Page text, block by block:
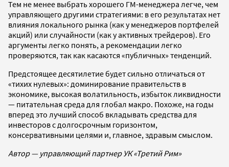
Тем не менее выбрать хорошего ГМ-менеджера легче, чем
управляющего другими стратегиями: в его результатах нет
влияния локального рынка (как у менеджеров портфелей
акций) или случайности (как у активных трейдеров). Его
аргументы легко понять, а рекомендации легко
проверяются, так как касаются «публичных» тенденций.
Предстоящее десятилетие будет сильно отличаться от
«тихих нулевых»: доминирование правительств в
экономике, высокая волатильность, избыток ликвидности
— питательная среда для глобал макро. Похоже, на годы
вперед это лучший способ вкладывать средства для
инвесторов с долгосрочным горизонтом,
консервативными целями и, главное, здравым смыслом.
Автор — управляющий партнер УК «Третий Рим»